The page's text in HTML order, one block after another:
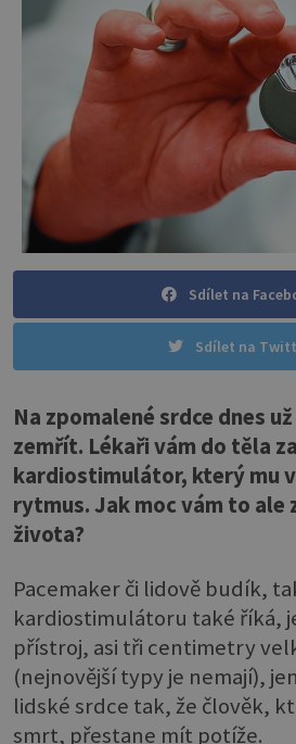
Sdílet na
Sdílet na
Na zpomalené srdce dnes
zemřít. Lékaři vám do těla
kardiostimulátor, který mu
rytmus. Jak moc vám to ale
života?
Pacemaker či lidově budík,
kardiostimulátoru také říká,
přístroj, asi tři centimetry
(nejnovější typy je nemají),
lidské srdce tak, že člověk,
smrt, přestane mít potíže.